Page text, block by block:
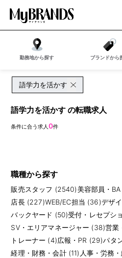
勤務地から探す ブランドから
語学力を活かす
語学力を活かす の転職求人
条件に合う求人0件
職種から探す
販売スタッフ (2540)美容部員・
店長 (227)WEB/EC担当 (36)デザ
バックヤード (50)受付・レセプシ
SV・エリアマネージャー (38)営業
トレーナー (4)広報・PR (29)パタ
経理・財務・会計 (11) 人事・労務